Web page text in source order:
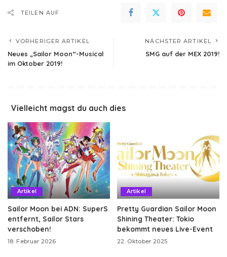
TEILEN AUF
VORHERIGER ARTIKEL
Neues „Sailor Moon“-Musical
im Oktober 2019!
NÄCHSTER ARTIKEL
SMG auf der MEX 2019!
Vielleicht magst du auch dies
Artikel
Sailor Moon bei ADN: SuperS
entfernt, Sailor Stars
verschoben!
18. Februar 2026
Artikel
Pretty Guardian Sailor Moon
Shining Theater: Tokio
bekommt neues Live-Event
22. Oktober 2025